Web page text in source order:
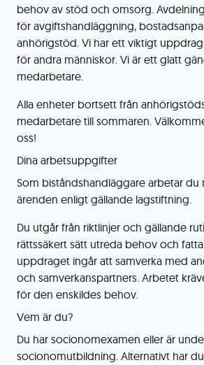
behov av stöd och omsorg.
för avgiftshandläggning,
anhörigstöd. Vi har ett viktigt
för andra människor. Vi är ett glatt
medarbetare.
Alla enheter bortsett från
medarbetare till sommaren.
oss!
Dina arbetsuppgifter
Som biståndshandläggare arbetar
ärenden enligt gällande lagstiftning.
Du utgår från riktlinjer och gällande
rättssäkert sätt utreda behov och
uppdraget ingår att samverka med
och samverkanspartners. Arbetet
för den enskildes behov.
Vem är du?
Du har socionomexamen eller är
socionomutbildning. Alternativt har